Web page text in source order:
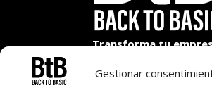
Gestionar
Transforma tu